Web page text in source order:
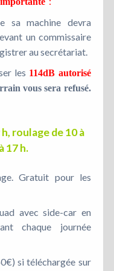
sa machine devra
un commissaire
au secrétariat.
les 114dB autorisé
vous sera refusé.
roulage de 10 à
17 h.
Gratuit pour les
avec side-car en
chaque journée
si téléchargée sur